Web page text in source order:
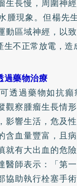
生長慢，周圍神
腫現象。但楊先
動區域神經，以
不正常放電，造
藥物治療
透過藥物如抗
觀察腫瘤生長情
影響生活，危及
含血量豐富，且
就有大出血的危
醫師表示：「第
協助執行栓塞手術